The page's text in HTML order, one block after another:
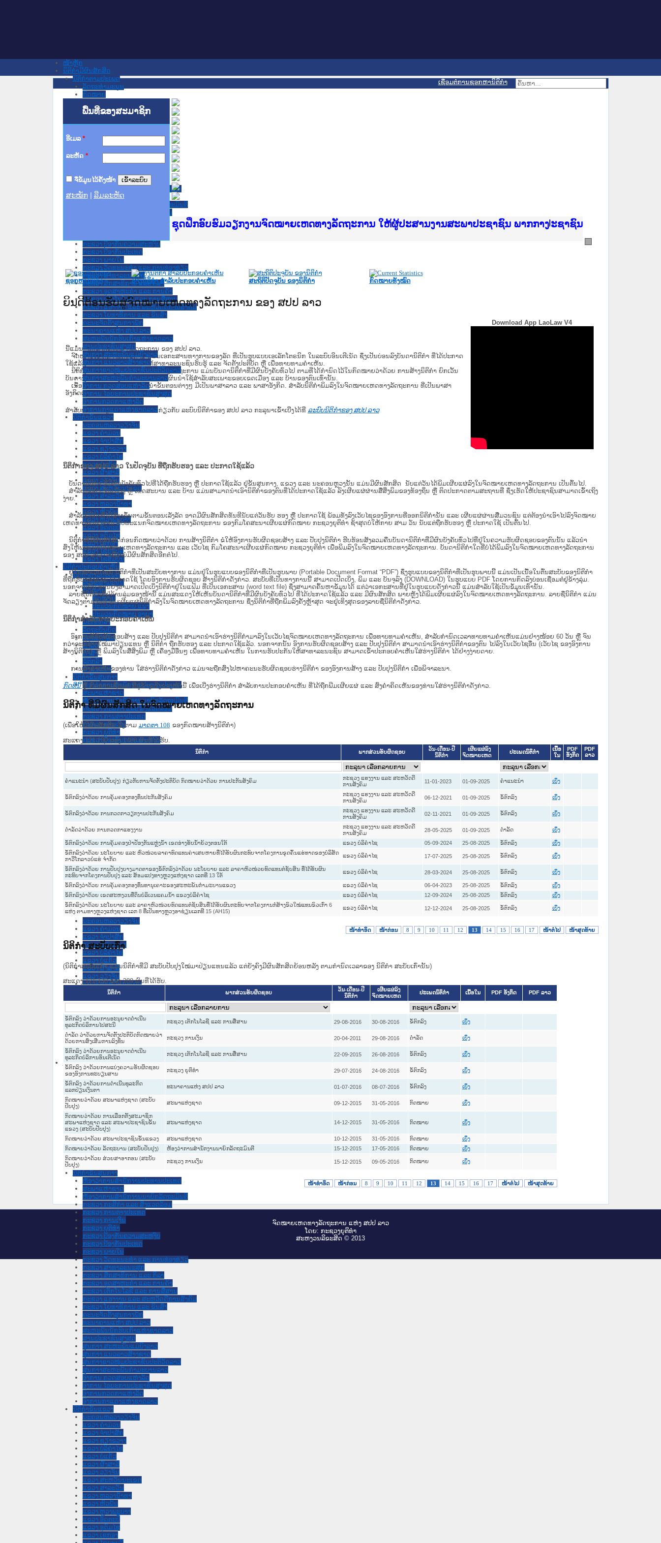
ໜ້າຫຼັກ
ນິຕິກໍາມີຜົນສັກສິດ
ນິຕິກໍາຕາມປະເພດ
ລັດຖະທໍາມະນູນ
ກົດໝາຍ
ປະມວນກົດໝາຍ ແພ່ງ
ປະມວນກົດໝາຍ ອາຍາ
ມະຕິຕົກລົງ
ຄໍາສັ່ງ
ນິຕິກໍາຂັ້ນສູນກາງ
ຫ້ອງວ່າການສໍານັກງານປະທານປະເທດ
ສະພາແຫ່ງຊາດ
ຫ້ອງວ່າການສຳນັກງານນາຍົກລັດຖະມົນຕີ
ກະຊວງ ກະສິກຳ ແລະ ສິ່ງແວດລ້ອມ
ກະຊວງ ປ້ອງກັນຄວາມສະຫງົບ
ກະຊວງ ປ້ອງກັນປະເທດ
ກະຊວງ ພາຍໃນ
ກະຊວງ ວັດທະນະທຳ ແລະ ການທ່ອງທ່ຽວ
ກະຊວງ ສາທາລະນະສຸກ
ກະຊວງ ສຶກສາທິການ ແລະ ກິລາ
ກະຊວງ ອຸດສາຫະກຳ ແລະ ການຄ້າ
ກະຊວງ ເຕັກໂນໂລຊີ ແລະ ການສື່ສານ
ກະຊວງ ແຮງງານ ແລະ ສະຫວັດດີການສັງຄົມ
ກະຊວງ ໂຍທາທິການ ແລະ ຂົນສົ່ງ
ຄະນະຈັດຕັ້ງສູນກາງພັກ
ທະນາຄານແຫ່ງ ສປປ ລາວ
ສະຫະພັນນັກຮົບເກົ່າແຫ່ງຊາດລາວ
ສານປະຊາຊົນສູງສຸດ
ສູນກາງ ສະຫະພັນແມ່ຍິງລາວ
ສູນກາງ ແນວລາວສ້າງຊາດ
ສູນກາງຊາວໜຸ່ມປະຊາຊົນປະຕິວັດລາວ
ສູນກາງສະຫະພັນກຳມະບານລາວ
ອົງການ ກວດສອບແຫ່ງລັດ
ອົງການ ໄອຍະການປະຊາຊົນສູງສຸດ
ອົງການກວດກາແຫ່ງລັດ
ອົງການກາແດງແຫ່ງຊາດລາວ
ນິຕິກໍາຂັ້ນແຂວງ
ນະ​ຄອນ​ຫລວງວຽງຈັນ
ແຂວງ ຄໍາມ່ວນ
ແຂວງ ຈໍາປາສັກ
ແຂວງ ຊຽງຂວາງ
ແຂວງ ບໍລິຄໍາໄຊ
ແຂວງ ບໍ່ແກ້ວ
ແຂວງ ຜົ້ງສາລີ
ແຂວງ ວຽງຈັນ
ແຂວງ ສະຫວັນນະເຂດ
ແຂວງ ສາລະວັນ
ແຂວງ ຫລວງນໍ້າທາ
ແຂວງ ຫົວພັນ
ແຂວງ ຫຼວງພະບາງ
ແຂວງ ອັດຕະປື
ແຂວງ ອຸດົມໄຊ
ແຂວງ ເຊກອງ
ແຂວງ ໄຊຍະບູລີ
ແຂວງ ໄຊສົມບູນ
ນິຕິກໍາປະກອບຄໍາເຫັນ
ນິຕິກໍາຕາມປະເພດ
ລັດຖະທໍາມະນູນ
ກົດໝາຍ
ກົດໝາຍ
ປະມວນກົດໝາຍ ແພ່ງ
ປະມວນກົດໝາຍ ອາຍາ
ມະຕິຕົກລົງ
ລັດຖະບັນຍັດ
ລັດຖະດໍາລັດ
ດໍາລັດ
ຄໍາສັ່ງ
ຂໍ້ຕົກລົງ
ຄໍາແນະນໍາ
ນິຕິກຳຂັ້ນສູນກາງ
ຫ້ອງວ່າການສໍານັກງານປະທານປະເທດ
ສະພາແຫ່ງຊາດ
ຫ້ອງວ່າການສຳນັກງານນາຍົກລັດຖະມົນຕີ
ກະຊວງ ກະສິກຳ ແລະ ສິ່ງແວດລ້ອມ
ກະຊວງ ການຕ່າງປະເທດ
ກະຊວງ ການເງິນ
ກະຊວງ ຍຸຕິທໍາ
ກະຊວງ ປ້ອງກັນຄວາມສະຫງົບ
ກະຊວງ ວັດທະນະທຳ ແລະ ການທ່ອງທ່ຽວ
ກະຊວງ ສາທາລະນະສຸກ
ກະຊວງ ສຶກສາທິການ ແລະ ກິລາ
ກະຊວງ ອຸດສາຫະກຳ ແລະ ການຄ້າ
ກະຊວງ ເຕັກໂນໂລຊີ ແລະ ການສື່ສານ
ກະຊວງ ແຮງງານ ແລະ ສະຫວັດດີການສັງຄົມ
ກະຊວງ ໂຍທາທິການ ແລະ ຂົນສົ່ງ
ຄະນະຈັດຕັ້ງສູນກາງພັກ
ທະນາຄານແຫ່ງ ສປປ ລາວ
ສະຫະພັນນັກຮົບເກົ່າແຫ່ງຊາດລາວ
ສານປະຊາຊົນສູງສຸດ
ສູນກາງ ສະຫະພັນແມ່ຍິງລາວ
ສູນກາງ ແນວລາວສ້າງຊາດ
ສູນກາງຊາວໜຸ່ມປະຊາຊົນປະຕິວັດລາວ
ສູນກາງສະຫະພັນກຳມະບານລາວ
ອົງການ ກວດສອບແຫ່ງລັດ
ອົງການ ໄອຍະການປະຊາຊົນສູງສຸດ
ອົງການກວດກາແຫ່ງລັດ
ອົງການກາແດງແຫ່ງຊາດລາວ
ນິຕິກໍາຂັ້ນແຂວງ
ນະ​ຄອນ​ຫລວງວຽງຈັນ
ແຂວງ ຄໍາມ່ວນ
ແຂວງ ຈໍາປາສັກ
ແຂວງ ຊຽງຂວາງ
ແຂວງ ບໍລິຄໍາໄຊ
ແຂວງ ບໍ່ແກ້ວ
ແຂວງ ຜົ້ງສາລີ
ແຂວງ ວຽງຈັນ
ແຂວງ ສະຫວັນນະເຂດ
ແຂວງ ສາລະວັນ
ແຂວງ ຫລວງນໍ້າທາ
ແຂວງ ຫຼວງພະບາງ
ແຂວງ ອັດຕະປື
ແຂວງ ອຸດົມໄຊ
ແຂວງ ເຊກອງ
ແຂວງ ໄຊຍະບູລີ
ແຂວງ ໄຊສົມບູນ
ນິຕິກໍາສະບັບເກົ່າ
ນິຕິກຳຕາມປະເພດ
ລັດຖະທໍາມະນູນ
ກົດໝາຍ
ກົດໝາຍ
ປະມວນກົດໝາຍ ແພ່ງ
ປະມວນກົດໝາຍ ອາຍາ
ມະຕິຕົກລົງ
ລັດຖະບັນຍັດ
ລັດຖະດໍາລັດ
ດໍາລັດ
ຄໍາສັ່ງ
ຂໍ້ຕົກລົງ
ນິຕິກໍາຂັ້ນສູນກາງ
ຫ້ອງວ່າການສໍານັກງານປະທານປະເທດ
ສະພາແຫ່ງຊາດ
ຫ້ອງວ່າການສຳນັກງານນາຍົກລັດຖະມົນຕີ
ກະຊວງ ກະສິກຳ ແລະ ສິ່ງແວດລ້ອມ
ກະຊວງ ການຕ່າງປະເທດ
ກະຊວງ ການເງິນ
ກະຊວງ ຍຸຕິທໍາ
ກະຊວງ ປ້ອງກັນຄວາມສະຫງົບ
ກະຊວງ ປ້ອງກັນປະເທດ
ກະຊວງ ພາຍໃນ
ກະຊວງ ວັດທະນະທຳ ແລະ ການທ່ອງທ່ຽວ
ກະຊວງ ສາທາລະນະສຸກ
ກະຊວງ ສຶກສາທິການ ແລະ ກິລາ
ກະຊວງ ອຸດສາຫະກຳ ແລະ ການຄ້າ
ກະຊວງ ເຕັກໂນໂລຊີ ແລະ ການສື່ສານ
ກະຊວງ ແຮງງານ ແລະ ສະຫວັດດີການສັງຄົມ
ກະຊວງ ໂຍທາທິການ ແລະ ຂົນສົ່ງ
ຄະນະຈັດຕັ້ງສູນກາງພັກ
ທະນາຄານແຫ່ງ ສປປ ລາວ
ສະຫະພັນນັກຮົບເກົ່າແຫ່ງຊາດລາວ
ສານປະຊາຊົນສູງສຸດ
ສູນກາງ ສະຫະພັນແມ່ຍິງລາວ
ສູນກາງ ແນວລາວສ້າງຊາດ
ສູນກາງຊາວໜຸ່ມປະຊາຊົນປະຕິວັດລາວ
ສູນກາງສະຫະພັນກຳມະບານລາວ
ອົງການ ກວດສອບແຫ່ງລັດ
ອົງການ ໄອຍະການປະຊາຊົນສູງສຸດ
ອົງການກວດກາແຫ່ງລັດ
ອົງການກາແດງແຫ່ງຊາດລາວ
ນິຕິກໍາຂັ້ນແຂວງ
ນະ​ຄອນ​ຫລວງວຽງຈັນ
ແຂວງ ຄໍາມ່ວນ
ແຂວງ ຈໍາປາສັກ
ແຂວງ ຊຽງຂວາງ
ແຂວງ ບໍລິຄໍາໄຊ
ແຂວງ ບໍ່ແກ້ວ
ແຂວງ ຜົ້ງສາລີ
ແຂວງ ວຽງຈັນ
ແຂວງ ສະຫວັນນະເຂດ
ແຂວງ ສາລະວັນ
ແຂວງ ຫລວງນໍ້າທາ
ແຂວງ ຫົວພັນ
ແຂວງ ຫຼວງພະບາງ
ແຂວງ ອັດຕະປື
ແຂວງ ອຸດົມໄຊ
ແຂວງ ເຊກອງ
ເຊື່ອມຕໍ່ການຊອກຫານິຕິກຳ
ພື້ນທີ່ຂອງສະມາຊິກ
ອີເມລ *
ລະຫັດ *
ຈື່ຂໍ້ມູນໄວ້ຄັ້ງໜ້າ
ສະໝັກ ລືມລະຫັດ
Ministry of Justice Lao PDR
ເຜີຍແຜ່ວັບໄຊຈົດໝາຍເຫດທາງລັດຖະການ ແລະ ແອັບກົດໝາຍລາວ ທີ່ ສະຖາບັນຍຸຕິທຳແຫ່ງຊາດ
ກະຊວງຍຸຕິທຳ
ຊຸດຝຶກອົບຮົມວຽກງານຈົດໝາຍເຫດທາງລັດຖະການ ໃຫ້ຜູ້ປະສານງານສະພາປະຊາຊົນ ພາກເໜືອ
ກອງປະຊຸມທົບທວນຄືນການຈັດຕັ້ງປະຕິບັດວຽກງານຈົດໝາຍເຫດທາງລັດຖະການ
ຝຶກອົບຮົມ ຜູ່ປະສານງານວຽກງານຈົດໝາຍເຫດທາງລັດຖະການ ສຳລັບ ພາກກາງ
ຝຶກອົບຮົມ ຜູ່ປະສານງານວຽກງານຈົດໝາຍເຫດທາງລັດຖະການ ສຳລັບ ພາກໃຕ້
ເຜີຍແຜ່ແອັບກົດໝາຍລາວ ແລະ ເວັບໄຊຈົດໝາຍເຫດທາງລັດຖະການ ທີ່ ວິທະຍາຄານຕຳຫຼວດປະຊາຊົນ
ເຜີຍແຜ່ແອັບກົດໝາຍລາວ ແລະ ເວັບໄຊຈົດໝາຍເຫດທາງລັດຖະການ ທີ່ ວິທະຍາຄານສັນຕິບານປະຊາຊົນ
ຍົກລະດັບວຽກງານຈົດໝາຍເຫດທາງລັດຖະການໃຫ້ຜູ້ປະສານງານຂັ້ນແຂວງພາກເໜືອ
ຊຸດຝຶກອົບຮົມວຽກງານຈົດໝາຍເຫດທາງລັດຖະການ ໃຫ້ຜູ້ປະສານງານສະພາປະຊາຊົນ ພາກກາງ
ຊອກຫານິຕິກໍາ ຮ່າງນິຕິກໍາ ສໍາລັບປະກອບຄໍາເຫັນ ສະຖິຕິປັດຈຸບັນ ຂອງນິຕິກໍາ ກົດໝາຍທັງໝົດ
ຍິນດີຕ້ອນຮັບສູ່ຈົດໝາຍເຫດທາງລັດຖະການ ຂອງ ສປປ ລາວ
ນີ້ແມ່ນ ຈົດໝາຍເຫດທາງລັດຖະການ ຂອງ ສປປ ລາວ.
ຈົດໝາຍເຫດທາງລັດຖະການ ແມ່ນ​ເອ​ກະ​ສານ​ທາງ​ການ​ຂອງ​ລັດ ທີ່​ເປັນ​ຮູບ​ແບບ​ເອ​ເລັກ​ໂຕ​ຣ​ນິກ ໃນ​ລະ​ບົບ​ອິນ​ເຕີ​ເນັດ ຊຶ່ງ​ເປັນ​ບ່ອນ​ລົງ​ບັນ​ດາ​ນິ​ຕິ​ກຳ ທີ່ໄດ້ປະກາດ
ໃຊ້ແລ້ວ ຫຼື ເອົາຮ່າງນິຕິກໍາ ເພື່ອໃຫ້​ສາ​ທາ​ລະ​ນະ​ຊົນ​ຮັບ​ຮູ້ ແລະ ຈັດ​ຕັ້ງ​ປະ​ຕິ​ບັດ ຫຼື ເພື່ອທາບທາມຄໍາເຫັນ.
ນິ​ຕິ​ກຳ​ທີ່​ຈະ​ເອົາ​ລົງ​ໃນ​ຈົດ​ໝາຍ​ເຫດ​ທາງ​ລັດ​ຖະ​ການ ​ແມ່ນ​ບັນ​ດາ​ນິ​ຕິ​ກຳ​ທີ່​ມີ​ຜົນ​ບັງ​ຄັບ​ທົ່ວ​ໄປ ຕາມ​ທີ່​ໄດ້​ກຳ​ນົດ​ໄວ້​ໃນ​ກົດ​ໝາຍ​ວ່າ​ດ້ວຍ​ ການ​ສ້າງ​ນິ​ຕິ​ກຳ ຍົກ​ເວັ້ນ​
ບັນ​ດານິ​ຕິ​ກຳ​ຂັ້ນ​ເມືອງ ແລະ ຂັ້ນ​ບ້ານ ​ທີ່​ມີ​ຜົນ​ນຳ​ໃຊ້​ສຳ​ລັບ​ສະ​ເພາະ​ຂອບ​ເຂດ​ເມືອງ ແລະ ບ້ານ​ຂອງ​ຕົນ​ເທົ່າ​ນັ້ນ.
ເນື້ອໃນ​ເວັບ​ໄຊ​ ແລະ ການແນະນໍາຂັ້ນຕອນຕ່າງໆ ມີເປັນພາສາລາວ ແລະ ພາສາອັງກິດ. ສໍາລັບນິຕິກຳພິມລົງໃນຈົດໝາຍເຫດທາງລັດຖະການ ທີ່ເປັນພາສາ
ອັງກິດແມ່ນແປບໍ່ເປັນທາງການ.
ສໍາລັບທ່ານທີ່ຕ້ອງການເຂົ້າໃຈເພີ່ມຕື່ມກ່ຽວກັບ ລະບົບນິຕິກຳຂອງ ສປປ ລາວ ກະລຸນາເຂົ້າເບີ່ງໄດ້ທີ່ ລະບົບນິຕິກຳຂອງ ສປປ ລາວ
Download App LaoLaw V4
ນິຕິກຳຂອງ ສປປ ລາວ ໃນປັດຈຸບັນ ທີ່ຖືກ​ຮັບ​ຮອງ ແລະ ປະກາດໃຊ້ແລ້ວ
ບັນດານິຕິກໍາ ທີ່ມີຜົນບັງຄັບທົ່ວໄປທີ່ໄດ້ຖືກ​ຮັບ​ຮອງ ຫຼື ປະກາດໃຊ້ແລ້ວ ຢູ່ຂັ້ນ​ສູນ​ກາງ, ແຂວງ ແລະ ນະຄອນຫຼວງນັ້ນ ແມ່ນມີຜົນສັກສິດ ນັບ​ແຕ່​ວັນໄດ້ພິມເຜີຍແຜ່ລົງໃນຈົດໝາຍເຫດທາງລັດຖະການ ເປັນ​ຕົ້ນ​ໄປ.
ສຳລັບນິ​ຕິ​ກຳ ຂັ້ນເມືອງ ຫຼື ເທດ​ສະ​ບານ ແລະ ບ້ານ ແມ່ນສາມາດນຳເອົານິຕິກຳຂອງຕົນທີ່ໄດ້ປະກາດໃຊ້ແລ້ວ ລົງ​ເຜີຍແຜ່​ຜ່ານ​ສື່ສິ່ງພິມຂອງທ້ອງຖິ່ນ ຫຼື ຕິດປະກາດຕາມສະຖານທີ່ ຊຶ່ງເຮັດໃຫ້ປະຊາຊົນສາມາດເຂົ້າເຖິງ
ງ່າຍ.
ສໍາລັບນິຕິກໍາທີ່ໄດ້ສ້າງຂຶ້ນຕາມຂັ້ນຕອນເລັ່ງລັດ ອາດມີຜົນສັກສິດທັນທີນັບແຕ່ວັນຮັບ ຮອງ ຫຼື ປະກາດໃຊ້ ພ້ອມທັງລົງເວັບໄຊຂອງອົງການທີ່ອອກນິຕິກໍານັ້ນ ແລະ ເຜີຍແຜ່ຜ່ານສື່ມວນຊົນ ແຕ່ຕ້ອງນໍາເອົາໄປລົງຈົດໝາຍ
ເຫດທາງລັດຖະການ ກັບ​ພະແນກຈົດ​ໝາຍ​ເຫດ​ທາງ​ລັດ​ຖະ​ການ​ ຂອງກົມໂຄສະນາເຜີຍແຜ່ກົດໝາຍ ກະຊວງຍຸຕິທໍາ ຊ້າສຸດບໍ່ໃຫ້ກາຍ ສາມ ວັນ ນັບແຕ່ຖືກຮັບຮອງ ຫຼື ປະກາດໃຊ້ ເປັນຕົ້ນໄປ.
ນິ​ຕິ​ກຳ​ທີ່​ມີ​ຜົນ​ສັກ​ສິດ​ກ່ອນ​ກົດ​ໝາຍ​ວ່າ​ດ້ວຍ​ ການ​ສ້າງ​ນິ​ຕິ​ກຳ ຂໍໃຫ້ອົງ​ການ​ຮັບ​ຜິດ​ຊອບ​ສ້າງ ແລະ ປັບ​ປຸງນິ​ຕິ​ກຳ ຮີບຮ້ອນສັງລວມຄືນບັນດານິຕິກໍາທີ່ມີຜົນບັງຄັບທົ່ວໄປທີ່ຢູ່ໃນຄວາມຮັບຜິດຊອບຂອງຕົນນັ້ນ ແລ້ວນໍາ
ສົ່ງໃຫ້​ພະແນກຈົດ​ໝາຍ​ເຫດ​ທາງ​ລັດ​ຖະ​ການ ແລະ ເວັບໄຊ​ ກົມໂຄສະນາເຜີຍແຜ່ກົດໝາຍ ກະຊວງຍຸຕິທໍາ ເພື່ອພິມລົງໃນຈົດໝາຍເຫດທາງລັດຖະການ. ບັນ​ດາ​ນິ​ຕິ​ກຳ​ໃດ​ທີ່ບໍ່​ໄດ້​ພິມ​ລົງ​ໃນ​ຈົດ​ໝາຍ​ເຫດ​ທາງ​ລັດ​ຖະ​ການ
ຂອງ ສປ​ປ ລາວ ​ຈະຖື​ວ່າບໍ່​ມີ​ຜົນ​ສັກ​ສິດ​ອີກ​ຕໍ່​ໄປ.
ຢູ່ໃນໜ້າ​ເວັບ​ໄຊ​ນີ້ ນິຕິກຳທີ່ເປັນສະບັບທາງການ ແມ່ນຢູ່ໃນຮູບແບບຂອງນິຕິກໍາທີ່ເປັນຮູບພາບ (Portable Document Format “PDF”) ຊຶ່ງຮູບແບບຂອງນິຕິກໍາທີ່ເປັນຮູບພາບນີ້ ແມ່ນເປັນເນື້ອໃນຕົ້ນສະບັບຂອງນິຕິກໍາ
ທີ່ຖືກຮັບຮອງແລະ ປະກາດໃຊ້ ໂດຍອົງການຮັບຜິດຊອບ ສ້າງນິຕິກຳດັ່ງກ່າວ. ສະບັບທີ່ເປັນທາງການນີ້ ສາມາດເປີດເບິ່ງ, ພິມ ແລະ ບັນຈຸລົງ (DOWNLOAD) ໃນຮູບແບບ PDF ໂດຍການກົດລົງບ່ອນເຊື່ອມຕໍ່ຢູ່ຂ້າງລຸ່ມ.
ນອກຈາກນັ້ນ ທ່ານຍັງສາມາດເປີດເບິ່ງນິຕິກຳຢູ່ໃນແຟ້ມ ທີ່ເປັນເອກະສານ (word text file) ຊຶ່ງສາມາດຄົ້ນຫາຂໍ້ມູນໄດ້ ແຕ່ວ່າເອກະສານທີ່ຢູ່ໃນຮູບແບບດັ່ງກ່າວນີ້ ແມ່ນສຳລັບໃຊ້ເປັນຂໍ້ມູນເທົ່ານັ້ນ.
ລາຍຊື່ນິຕິກຳທີ່ຢູ່ດ້ານລຸ່ມຂອງໜ້ານີ້ ແມ່ນສະແດງໃຫ້ເຫັນບັນດານິຕິກຳທີ່ມີຜົນບັງຄັບທົ່ວໄປ ທີ່ໄດ້ປະກາດໃຊ້ແລ້ວ ແລະ ມີຜົນສັກສິດ ພາຍຫຼັງໄດ້ພິມເຜີຍແຜ່ລົງໃນຈົດໝາຍເຫດທາງລັດຖະການ. ລາຍຊື່ນິຕິກຳ ແມ່ນ
ຈັດລຽງຕາມວັນທີ ພິມເຜີຍແຜ່ນິຕິກຳລົງໃນຈົດໝາຍເຫດທາງລັດຖະການ ຊຶ່ງນິຕິກຳທີ່ຖືກພິມລົງຄັ້ງຫຼ້າສຸດ ຈະຢູ່ເທິງສຸດຂອງລາຍຊື່ນິຕິກໍາດັ່ງກ່າວ.
ນິຕິກຳສຳລັບການປະກອບຄຳເຫັນ
ອົງການທີ່ຮັບຜິດຊອບສ້າງ ແລະ ປັບປຸງນິຕິກຳ ສາມາດນຳເອົາຮ່າງນິຕິກຳມາລົງໃນ​ເວັບ​ໄຊຈົດໝາຍເຫດທາງລັດຖະການ ເພື່ອທາບທາມຄຳເຫັນ, ສໍາລັບກໍານົດເວລາທາບທາມຄໍາເຫັນແມ່ນຢ່າງໜ້ອຍ 60 ວັນ ຫຼື ຈົນ
ກວ່າຈະມີຮ່າງໃໝ່ມາປ່ຽນແທນ ຫຼື ນິຕິກໍາ ຖືກຮັບຮອງ ແລະ ປະກາດໃຊ້ແລ້ວ. ນອກຈາກນັ້ນ ອົງການຮັບຜິດຊອບສ້າງ ແລະ ປັບປຸງນິຕິກໍາ ສາມາດນຳເອົາຮ່າງນິຕິກຳຂອງຕົນ ໄປລົງໃນ​ເວັບ​ໄຊ​ອື່ນ (ເວັບ​ໄຊ​ ຂອງອົງການ
ສ້າງນິຕິກຳ) ຫຼື ພິມລົງໃນສື່ສິ່ງພິມ ຫຼື ເຄື່ອງມືອື່ນໆ ເພື່ອທາບທາມຄໍາເຫັນ ໃນການຮັບປະກັນໃຫ້ສາທາລະນະຊົນ ສາມາດເຂົ້າປະກອບຄໍາເຫັນໃສ່ຮ່າງນິຕິກຳ ໄດ້ຢ່າງງ່າຍດາຍ.
ການສົ່ງຄໍາເຫັນຂອງທ່ານ ໃສ່ຮ່າງນິຕິກຳດັ່ງກ່າວ ແມ່ນຈະຖືກສົ່ງໄປຫາຄະນະຮັບຜິດຊອບຮ່າງນິຕິກຳ ຂອງອົງການສ້າງ ແລະ ປັບປຸງນິຕິກຳ ເພື່ອພິຈາລະນາ.
ກົດທີ່ນີ້ ຫຼື ກົດການເຊື່ອມຕໍ່ ທີ່ຢູ່ຂ້າງເທີງຂອງໜ້ານີ້ ເພື່ອເບີ່ງຮ່າງນິຕິກໍາ ສໍາລັບການປະກອບຄຳເຫັນ ທີ່ໄດ້ຖືກພີມເຜີຍແຜ່ ແລະ ສົ່ງຄຳຄິດເຫັນຂອງທ່ານໃສ່ຮ່າງນິຕິກຳດັ່ງກ່າວ.
ນິຕິກໍາ ທີ່ມີຜົນສັກສິດ ໃນຈົດໝາຍເຫດທາງລັດຖະການ
(ເພື່ອໃຫ້ມີຜົນສັກສິດ ອີງຕາມ ມາດ​ຕາ 108 ຂອງກົດໝາຍສ້າງນິຕິກໍາ)
ສະແດງ 121-130 ຂອງ 1468 ຜົນທີ່ໄດ້ຮັບ.
ນິຕິກໍາ ພາກສ່ວນຮັບຜິດຊອບ
ວັນ-ເດືອນ-ປີ
ນິຕິກໍາ
ເຜີຍແຜ່ລົງ
ຈົດໝາຍເຫດ
ປະເພດນິຕິກຳ
ເນື້ອ
ໃນ
PDF
ອັງກິດ
PDF
ລາວ
ຄຳແນະນຳ (ສະບັບປັບປຸງ) ກ່ຽວກັບການຈັດຕັ້ງປະຕິບັດ ກົດໝາຍວ່າດ້ວຍ ການປະກັນສັງຄົມ
ກະຊວງ ແຮງງານ ແລະ ສະຫວັດດີ
ການສັງຄົມ
11-01-2023 01-09-2025 ຄໍາແນະນໍາ ເບິ່ງ
ຂໍ້ຕົກລົງວ່າດ້ວຍ ການຄຸ້ມຄອງກອງທຶນປະກັນສັງຄົມ
ກະຊວງ ແຮງງານ ແລະ ສະຫວັດດີ
ການສັງຄົມ
06-12-2021 01-09-2025 ຂໍ້ຕົກລົງ ເບິ່ງ
ຂໍ້ຕົກລົງວ່າດ້ວຍ ການກວດກາວຽກງານປະກັນສັງຄົມ
ກະຊວງ ແຮງງານ ແລະ ສະຫວັດດີ
ການສັງຄົມ
02-11-2021 01-09-2025 ຂໍ້ຕົກລົງ ເບິ່ງ
ດຳລັດວ່າດ້ວຍ ການກວດກາແຮງງານ
ກະຊວງ ແຮງງານ ແລະ ສະຫວັດດີ
ການສັງຄົມ
28-05-2025 01-09-2025 ດໍາລັດ ເບິ່ງ
ຂໍ້ຕົກລົງວ່າດ້ວຍ ການຄຸ້ມຄອງປ່າປ້ອງກັນແຫຼ່ງນ້ຳ ເຂດອ່າງຮັບນ້ຳຍ້ວງຕອນໃຕ້ ແຂວງ ບໍລິຄໍາໄຊ 05-09-2024 25-08-2025 ຂໍ້ຕົກລົງ ເບິ່ງ
ຂໍ້ຕົກລົງວ່າດ້ວຍ ນະໂຍບາຍ ແລະ ຫົວໜ່ວຍລາຄາທົດແທນຄ່າເສຍຫາຍທີ່ໄດ້ຮັບຜົນກະທົບຈາກໂຄງການຂຸດຄົ້ນແຮ່ທາດຂອງບໍລິສັດ
ກາວີໂກລາວບໍ່ແຮ່ ຈຳກັດ
ແຂວງ ບໍລິຄໍາໄຊ 17-07-2025 25-08-2025 ຂໍ້ຕົກລົງ ເບິ່ງ
ຂໍ້ຕົກລົງວ່າດ້ວຍ ການປັບປຸງບາງມາດຕາຂອງຂໍ້ຕົກລົງວ່າດ້ວຍ ນະໂຍບາຍ ແລະ ລາຄາຫົວໜ່ວຍທົດແທນຕໍ່ຊັບສິນ ທີ່ໄດ້ຮັບຜົນ
ກະທົບຈາກໂຄງການປັບປຸງ ແລະ ສ້ອມແປງທາງຫຼວງແຫ່ງຊາດ ເລກທີ 13 ໃຕ້
ແຂວງ ບໍລິຄໍາໄຊ 28-03-2024 25-08-2025 ຂໍ້ຕົກລົງ ເບິ່ງ
ຂໍ້ຕົກລົງວ່າດ້ວຍ ການຄຸ້ມຄອງກອງທຶນທານຸເຄາະຂອງສະຫະພັນກຳມະບານແຂວງ ແຂວງ ບໍລິຄໍາໄຊ 06-04-2023 25-08-2025 ຂໍ້ຕົກລົງ ເບິ່ງ
ຂໍ້ຕົກລົງວ່າດ້ວຍ ເຂດສະຫງວນທີ່ດິນບໍລິເວນແຄມນ້ຳ ແຂວງບໍລິຄຳໄຊ ແຂວງ ບໍລິຄໍາໄຊ 12-09-2024 25-08-2025 ຂໍ້ຕົກລົງ ເບິ່ງ
ຂໍ້ຕົກລົງວ່າດ້ວຍ ນະໂຍບາຍ ແລະ ລາຄາຫົວໜ່ວຍທົດແທນຕໍ່ຊັບສິນທີ່ໄດ້ຮັບຜົນກະທົບຈາກໂຄງການກໍ່ສ້າງຂົວໃໝ່ແທນຂົວເກົ່າ 6
ແຫ່ງ ຕາມທາງຫຼວງແຫ່ງຊາດ ເລກ 8 ທີ່ເປັນທາງຫຼວງອາຊ່ຽນເລກທີ 15 (AH15)
ແຂວງ ບໍລິຄໍາໄຊ 12-12-2024 25-08-2025 ຂໍ້ຕົກລົງ ເບິ່ງ
ໜ້າທໍາອິດ ໜ້າກ່ອນ 8 9 10 11 12 13 14 15 16 17 ໜ້າຕໍ່ໄປ ໜ້າສຸດທ້າຍ
ນິຕິກໍາ ສະບັບເກົ່າ
(ນິຕິກໍາສະບັບເກົ່າ ແມ່ນນິຕິກໍາທີ່ມີ ສະບັບປັບປຸງໃໝ່ມາປ່ຽນແທນແລ້ວ ແຕ່ຍັງຄົງມີຜົນສັກສິດຍ້ອນຫລັງ ຕາມກໍານົດເວລາຂອງ ນິຕິກໍາ ສະບັບເກົ່ານັ້ນ)
ສະແດງ 121-130 ຂອງ 289 ຜົນທີ່ໄດ້ຮັບ.
ນິຕິກໍາ ພາກສ່ວນຮັບຜິດຊອບ
ວັນ-ເດືອນ-ປີ
ນິຕິກໍາ
ເຜີຍແຜ່ລົງ
ຈົດໝາຍເຫດ
ປະເພດນິຕິກຳ ເນື້ອໃນ PDF ອັງກິດ PDF ລາວ
ຂໍ້ຕົກລົງ ວ່າດ້ວຍການອະນຸຍາດດຳເນີນ
ທຸລະກິດບໍລິການໄປສະນີ
ກະຊວງ ເຕັກໂນໂລຊີ ແລະ ການສື່ສານ 29-08-2016 30-08-2016 ຂໍ້ຕົກລົງ ເບິ່ງ
ດຳລັດ ວ່າດ້ວຍການຈັດຕັ້ງປະຕິບັດກົດໝາຍວ່າ
ດ້ວຍການສົ່ງເສີມການລົງທຶນ
ກະຊວງ ການເງິນ 20-04-2011 29-08-2016 ດໍາລັດ ເບິ່ງ
ຂໍ້ຕົກລົງ ວ່າດ້ວຍການອະນຸຍາດດຳເນີນ
ທຸລະກິດບໍລິການອິນເຕີເນັດ
ກະຊວງ ເຕັກໂນໂລຊີ ແລະ ການສື່ສານ 22-09-2015 26-08-2016 ຂໍ້ຕົກລົງ ເບິ່ງ
ຂໍ້ຕົກລົງ ວ່າດ້ວຍການແບ່ງຄວາມຮັບຜິດຊອບ
ຂອງອົງການທະບຽນສານ
ກະຊວງ ຍຸຕິທໍາ 29-07-2016 24-08-2016 ຂໍ້ຕົກລົງ ເບິ່ງ
ຂໍ້ຕົກລົງ ວ່າດ້ວຍການດຳເນີນທຸລະກິດ
ແລກປ່ຽນເງິນຕາ
ທະນາຄານແຫ່ງ ສປປ ລາວ 01-07-2016 08-07-2016 ຂໍ້ຕົກລົງ ເບິ່ງ
ກົດໝາຍວ່າດ້ວຍ ສະພາແຫ່ງຊາດ (ສະບັບ
ປັບປຸງ)
ສະພາແຫ່ງຊາດ 09-12-2015 31-05-2016 ກົດໝາຍ ເບິ່ງ
ກົດໝາຍວ່າດ້ວຍ ການເລືອກຕັ້ງສະມາຊິກ
ສະພາແຫ່ງຊາດ ແລະ ສະພາປະຊາຊົນຂັ້ນ
ແຂວງ (ສະບັບປັບປຸງ)
ສະພາແຫ່ງຊາດ 14-12-2015 31-05-2016 ກົດໝາຍ ເບິ່ງ
ກົດໝາຍວ່າດ້ວຍ ສະພາປະຊາຊົນຂັ້ນແຂວງ ສະພາແຫ່ງຊາດ 10-12-2015 31-05-2016 ກົດໝາຍ ເບິ່ງ
ກົດໝາຍວ່າດ້ວຍ ລັດຖະບານ (ສະບັບປັບປຸງ) ຫ້ອງວ່າການສຳນັກງານນາຍົກລັດຖະມົນຕີ 15-12-2015 17-05-2016 ກົດໝາຍ ເບິ່ງ
ກົດໝາຍວ່າດ້ວຍ ສ່ວຍສາອາກອນ (ສະບັບ
ປັບປຸງ)
ກະຊວງ ການເງິນ 15-12-2015 09-05-2016 ກົດໝາຍ ເບິ່ງ
ໜ້າທໍາອິດ ໜ້າກ່ອນ 8 9 10 11 12 13 14 15 16 17 ໜ້າຕໍ່ໄປ ໜ້າສຸດທ້າຍ
ຈົດ​ໝາຍ​ເຫດ​ທາງ​ລັດ​ຖະ​ການ ແຫ່ງ ສ​ປ​ປ ລາວ
ໂດຍ: ກະ​ຊວງຍຸ​ຕິ​ທຳ
ສະ​ຫງວນ​ລິ​ຂະ​ສິດ © 2013